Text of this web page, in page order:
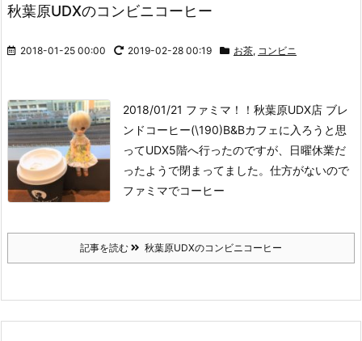
秋葉原UDXのコンビニコーヒー
2018-01-25 00:00 2019-02-28 00:19 お茶, コンビニ
2018/01/21 ファミマ！！秋葉原UDX店 ブレ
ンドコーヒー(\190)B&Bカフェに入ろうと思
ってUDX5階へ行ったのですが、日曜休業だ
ったようで閉まってました。仕方がないので
ファミマでコーヒー
記事を読む 秋葉原UDXのコンビニコーヒー